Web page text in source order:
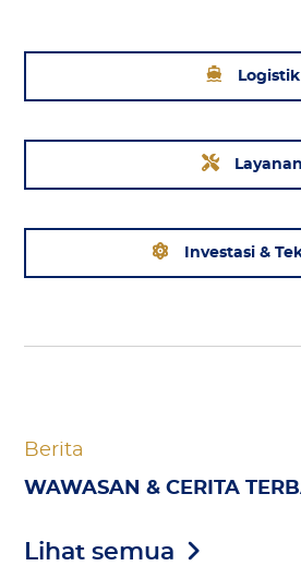
Logistik
Layanan
Investasi &
Berita
WAWASAN & CERITA
Lihat semua